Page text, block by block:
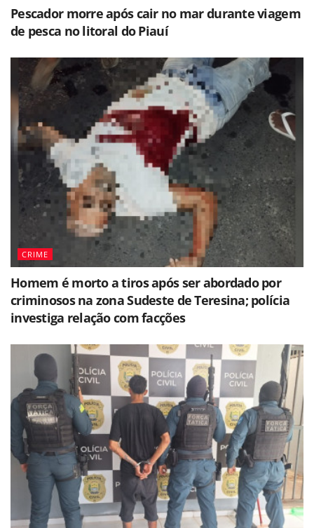
Pescador morre após cair no mar durante viagem
de pesca no litoral do Piauí
CRIME
Homem é morto a tiros após ser abordado por
criminosos na zona Sudeste de Teresina; polícia
investiga relação com facções